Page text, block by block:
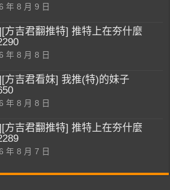
年 8 月 9 日
方吉君翻推特] 推特上在夯什麼
年 8 月 8 日
方吉君看妹] 我推(特)的妹子
年 8 月 8 日
方吉君翻推特] 推特上在夯什麼
年 8 月 7 日